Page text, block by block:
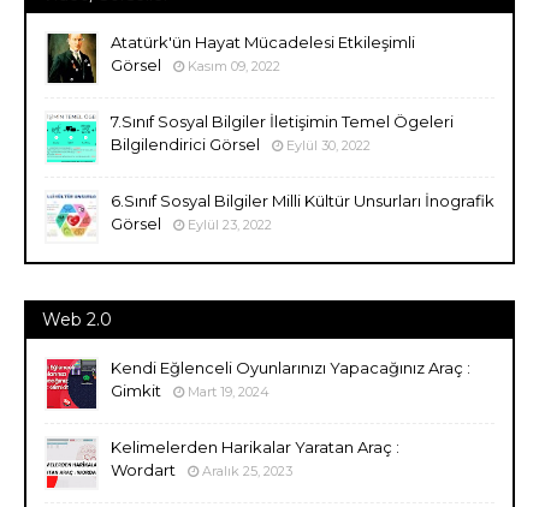
Atatürk'ün Hayat Mücadelesi Etkileşimli
Görsel
Kasım 09, 2022
7.Sınıf Sosyal Bilgiler İletişimin Temel Ögeleri
Bilgilendirici Görsel
Eylül 30, 2022
6.Sınıf Sosyal Bilgiler Milli Kültür Unsurları İnografik
Görsel
Eylül 23, 2022
Web 2.0
Kendi Eğlenceli Oyunlarınızı Yapacağınız Araç :
Gimkit
Mart 19, 2024
Kelimelerden Harikalar Yaratan Araç :
Wordart
Aralık 25, 2023